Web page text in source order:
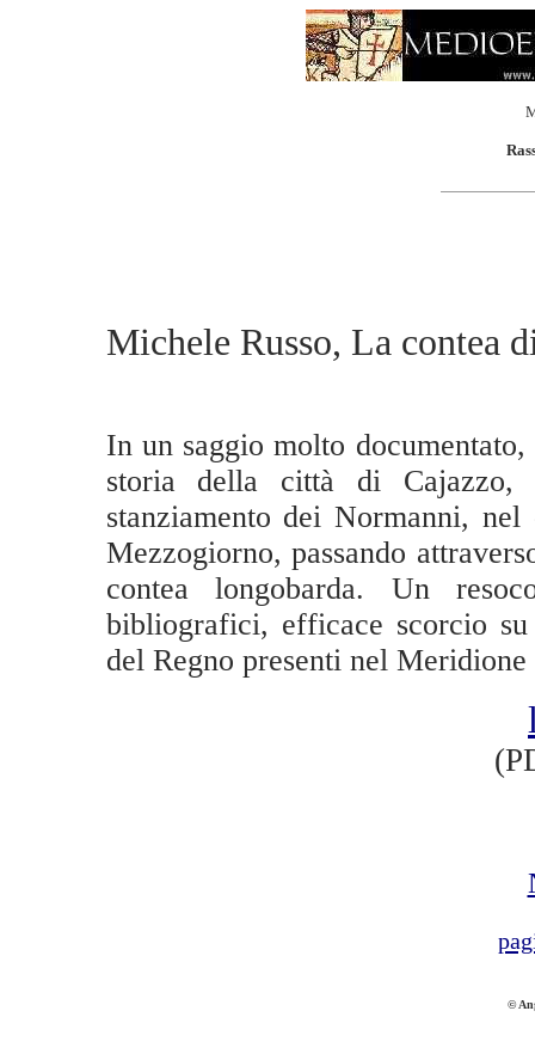
Michele Russo, La contea
In un saggio molto
storia della città di
stanziamento dei Normanni,
Mezzogiorno, passando
contea longobarda. Un
bibliografici, efficace scorcio
del Regno presenti nel
©